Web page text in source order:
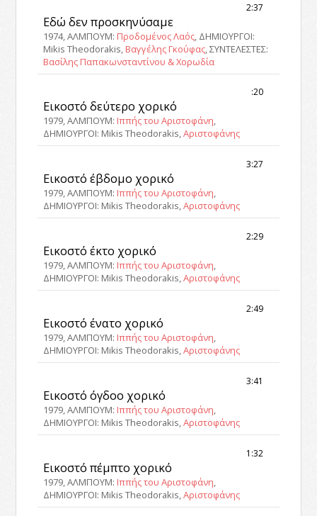
2:37
Εδώ δεν προσκηνύσαμε
1974, ΑΛΜΠΟΥΜ: Προδομένος Λαός , ΔΗΜΙΟΥΡΓΟΙ:
Mikis Theodorakis, Βαγγέλης Γκούφας , ΣΥΝΤΕΛΕΣΤΕΣ:
Βασίλης Παπακωνσταντίνου & Χορωδία
:20
Εικοστό δεύτερο χορικό
1979, ΑΛΜΠΟΥΜ: Ιππής του Αριστοφάνη,
ΔΗΜΙΟΥΡΓΟΙ: Mikis Theodorakis,Αριστοφάνης
3:27
Εικοστό έβδομο χορικό
1979, ΑΛΜΠΟΥΜ: Ιππής του Αριστοφάνη,
ΔΗΜΙΟΥΡΓΟΙ: Mikis Theodorakis,Αριστοφάνης
2:29
Εικοστό έκτο χορικό
1979, ΑΛΜΠΟΥΜ: Ιππής του Αριστοφάνη,
ΔΗΜΙΟΥΡΓΟΙ: Mikis Theodorakis,Αριστοφάνης
2:49
Εικοστό ένατο χορικό
1979, ΑΛΜΠΟΥΜ: Ιππής του Αριστοφάνη,
ΔΗΜΙΟΥΡΓΟΙ: Mikis Theodorakis,Αριστοφάνης
3:41
Εικοστό όγδοο χορικό
1979, ΑΛΜΠΟΥΜ: Ιππής του Αριστοφάνη,
ΔΗΜΙΟΥΡΓΟΙ: Mikis Theodorakis,Αριστοφάνης
1:32
Εικοστό πέμπτο χορικό
1979, ΑΛΜΠΟΥΜ: Ιππής του Αριστοφάνη,
ΔΗΜΙΟΥΡΓΟΙ: Mikis Theodorakis,Αριστοφάνης